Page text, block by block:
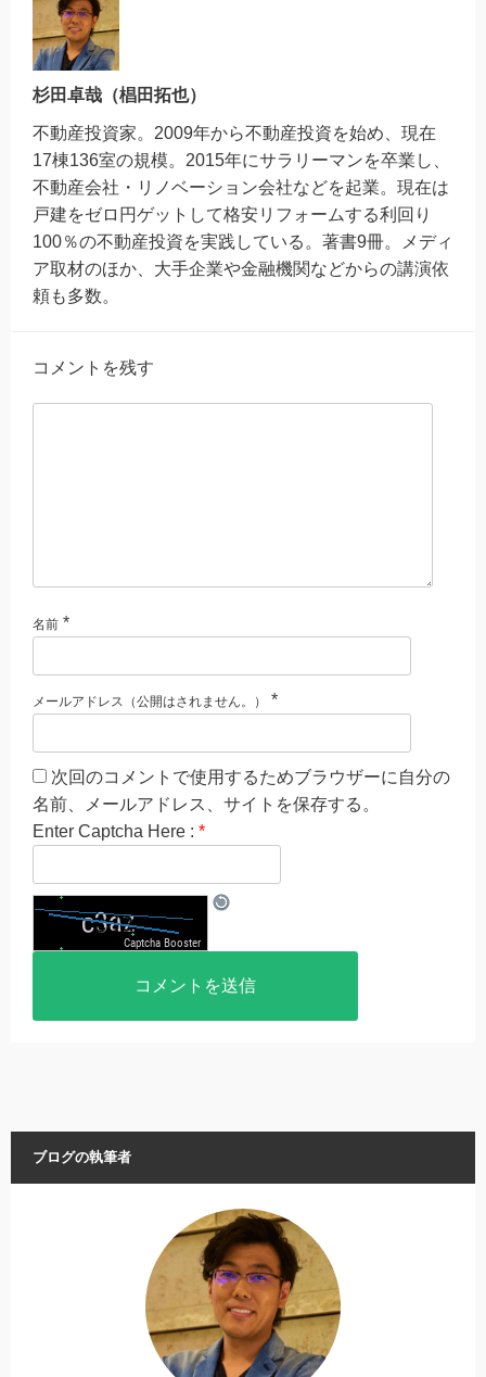
杉田卓哉（椙田拓也）
不動産投資家。2009年から不動産投資を始め、現在
17棟136室の規模。2015年にサラリーマンを卒業し、
不動産会社・リノベーション会社などを起業。現在は
戸建をゼロ円ゲットして格安リフォームする利回り
100％の不動産投資を実践している。著書9冊。メディ
ア取材のほか、大手企業や金融機関などからの講演依
頼も多数。
コメントを残す
名前 *
メールアドレス（公開はされません。） *
次回のコメントで使用するためブラウザーに自分の
名前、メールアドレス、サイトを保存する。
Enter Captcha Here : *
ブログの執筆者